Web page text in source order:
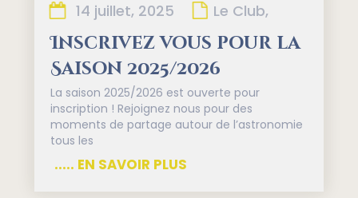
14 juillet, 2025 Le Club,
Inscrivez vous pour la
Saison 2025/2026
La saison 2025/2026 est ouverte pour
inscription ! Rejoignez nous pour des
moments de partage autour de l’astronomie
tous les
..... EN SAVOIR PLUS